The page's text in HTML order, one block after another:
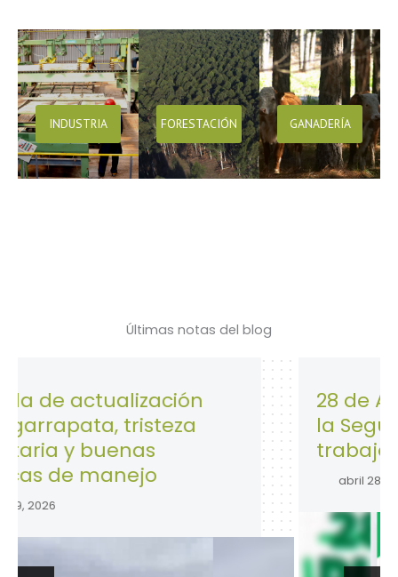
INDUSTRIA FORESTACIÓN GANADERÍA
Últimas notas del blog
tristeza
28 de Abril: Día
la Seguridad y
trabajo.
abril 28, 2026